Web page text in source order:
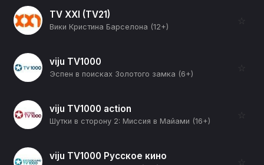
TV XXI (TV21)
Вики Кристина Барселона (12+)
☆
viju TV1000
Эспен в поисках Золотого замка (6+)
☆
viju TV1000 action
Шутки в сторону 2: Миссия в Майами (16+)
☆
viju TV1000 Русское кино ☆